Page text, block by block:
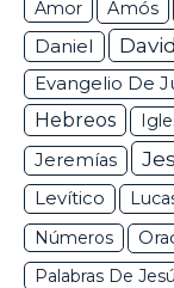
Amor Amós
Daniel David
Evangelio De
Hebreos
Jeremías
Levítico
Números
Palabras De